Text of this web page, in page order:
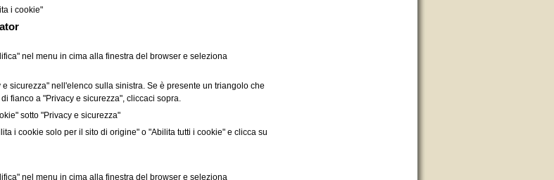
i cookie"
nel menu in cima alla finestra del browser e seleziona
e sicurezza" nell'elenco sulla sinistra. Se è presente un triangolo che
fianco a "Privacy e sicurezza", cliccaci sopra.
sotto "Privacy e sicurezza"
i cookie solo per il sito di origine" o "Abilita tutti i cookie" e clicca su
nel menu in cima alla finestra del browser e seleziona